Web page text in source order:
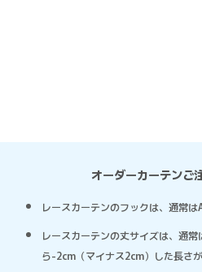
オーダーカーテンご
レースカーテンのフックは、通常は
レースカーテンの丈サイズは、通
ら-2cm（マイナス2cm）した長さ